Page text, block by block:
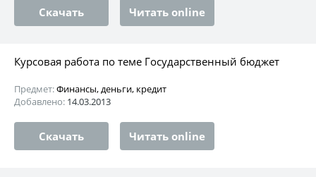
Скачать Читать online
Курсовая работа по теме Государственный бюджет
Предмет:Финансы, деньги, кредит
Добавлено: 14.03.2013
Скачать Читать online